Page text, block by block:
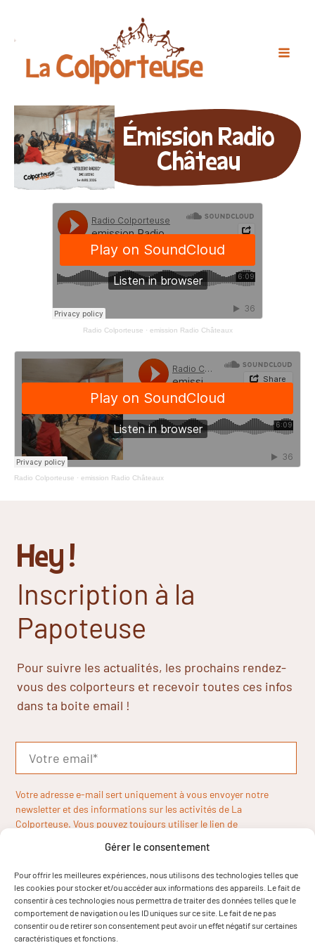
Gérer le consentement
Pour offrir les meilleures expériences, nous utilisons des technologies telles que
les cookies pour stocker et/ou accéder aux informations des appareils. Le fait de
consentir à ces technologies nous permettra de traiter des données telles que le
comportement de navigation ou les ID uniques sur ce site. Le fait de ne pas
consentir ou de retirer son consentement peut avoir un effet négatif sur certaines
caractéristiques et fonctions.
Émission Radio
Château
Radio Colporteuse · emission Radio Châteaux
Radio Colporteuse · emission Radio Châteaux
Hey !
Inscription à la
Papoteuse
Pour suivre les actualités, les prochains rendez-
vous des colporteurs et recevoir toutes ces infos
dans ta boite email !
Votre adresse e-mail sert uniquement à vous envoyer notre
newsletter et des informations sur les activités de La
Colporteuse. Vous pouvez toujours utiliser le lien de